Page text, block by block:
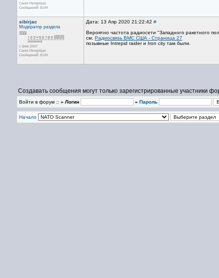
Санкт-Петербург
Сообщений: 8149
sibirjac
Модератор раздела
с фев 2007
Санкт-Петербург
Сообщений: 8149
Дата: 13 Апр 2020 21:22:42 #
Вероятно частота радиосети "Западного ракетного
см. Радиосвязь ВМС США - Страница 27
позывные Intrepid raider и Iron city там были.
Создавать сообщения могут только зарегистрированные участники
Войти в форум :: » Логин » Пароль
Начало